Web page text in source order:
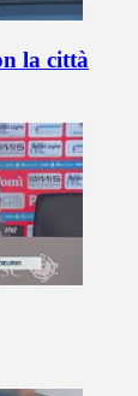
la città